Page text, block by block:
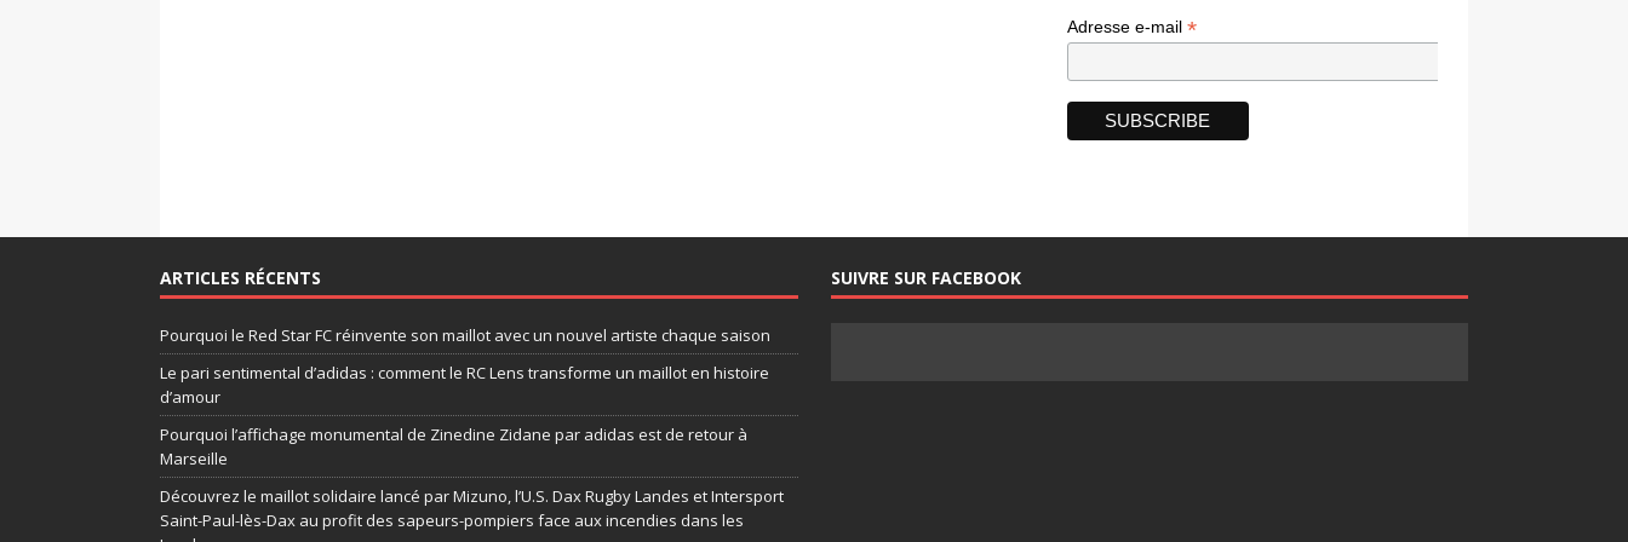
Adresse e-mail *
ARTICLES RÉCENTS
Pourquoi le Red Star FC réinvente son maillot avec un nouvel artiste chaque saison
Le pari sentimental d’adidas : comment le RC Lens transforme un maillot en histoire
d’amour
Pourquoi l’affichage monumental de Zinedine Zidane par adidas est de retour à
Marseille
Découvrez le maillot solidaire lancé par Mizuno, l’U.S. Dax Rugby Landes et Intersport
Saint-Paul-lès-Dax au profit des sapeurs-pompiers face aux incendies dans les
SUIVRE SUR FACEBOOK